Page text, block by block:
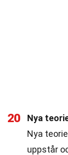
20
Nya
Nya
uppstår